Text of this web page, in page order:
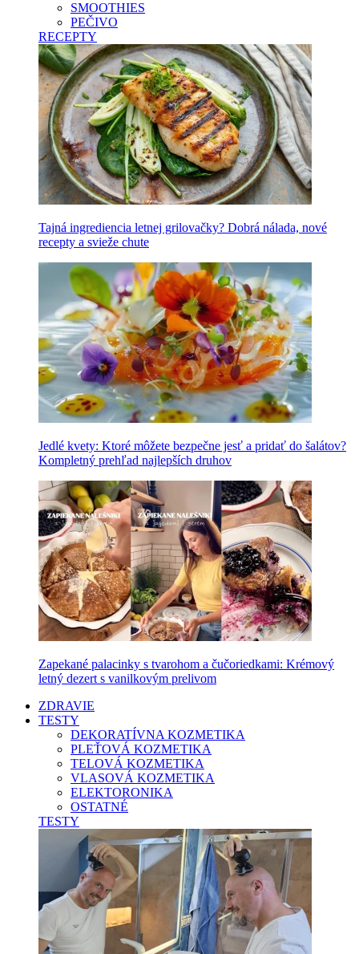
SMOOTHIES
PEČIVO
RECEPTY
Tajná ingrediencia letnej grilovačky? Dobrá nálada, nové
recepty a svieže chute
Jedlé kvety: Ktoré môžete bezpečne jesť a pridať do šalátov?
Kompletný prehľad najlepších druhov
Zapekané palacinky s tvarohom a čučoriedkami: Krémový
letný dezert s vanilkovým prelivom
ZDRAVIE
TESTY
DEKORATÍVNA KOZMETIKA
PLEŤOVÁ KOZMETIKA
TELOVÁ KOZMETIKA
VLASOVÁ KOZMETIKA
ELEKTORONIKA
OSTATNÉ
TESTY